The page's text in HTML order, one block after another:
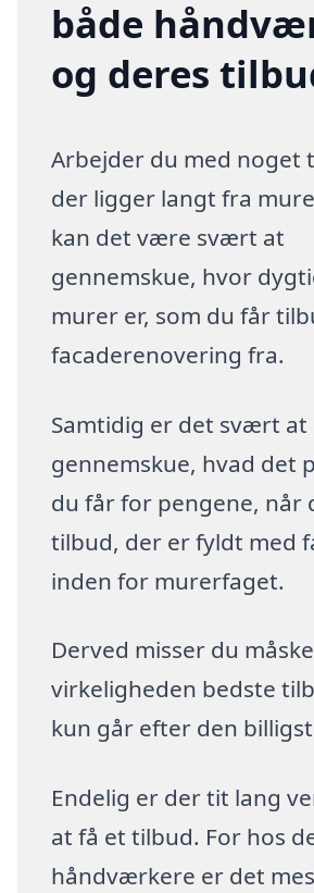
både
og deres
Arbejder du med noget
der ligger langt fra
kan det være svært at
gennemskue, hvor
murer er, som du får
facaderenovering fra.
Samtidig er det svært at
gennemskue, hvad det
du får for pengene, når
tilbud, der er fyldt med
inden for murerfaget.
Derved misser du
virkeligheden bedste
kun går efter den
Endelig er der tit lang
at få et tilbud. For hos
håndværkere er det